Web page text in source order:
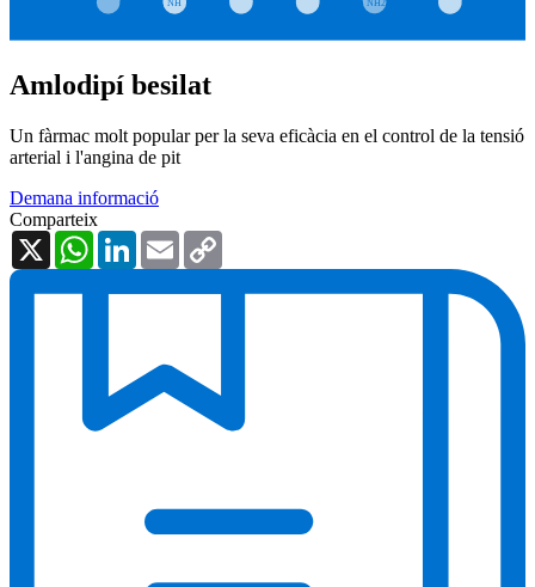
Amlodipí besilat
Un fàrmac molt popular per la seva eficàcia en el control de la tensió
arterial i l'angina de pit
Demana informació
Comparteix
X
WhatsAppLinkedInEmail